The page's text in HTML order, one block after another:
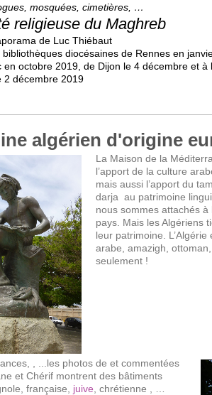
mosquées, cimetières, …
religieuse du Maghreb
de Luc Thiébaut
diocésaines de Rennes en
en octobre 2019, de Dijon le 4 décembre et à
2 décembre 2019
algérien d'origine
La Maison de la
l’apport de la culture
mais aussi l’apport du
darja au patrimoine
nous sommes attachés
pays. Mais les Algériens
leur patrimoine.
arabe, amazigh,
seulement !
, ...les photos de et commentées
et Chérif montrent des bâtiments
française, juive , chrétienne , …